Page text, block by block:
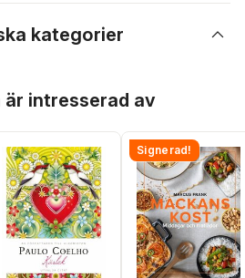
kategorier
är intresserad av
Signerad!